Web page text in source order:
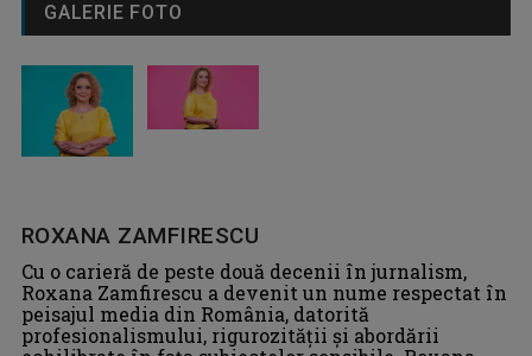
GALERIE FOTO
ROXANA ZAMFIRESCU
Cu o carieră de peste două decenii în jurnalism,
Roxana Zamfirescu a devenit un nume respectat în
peisajul media din România, datorită
profesionalismului, rigurozității și abordării